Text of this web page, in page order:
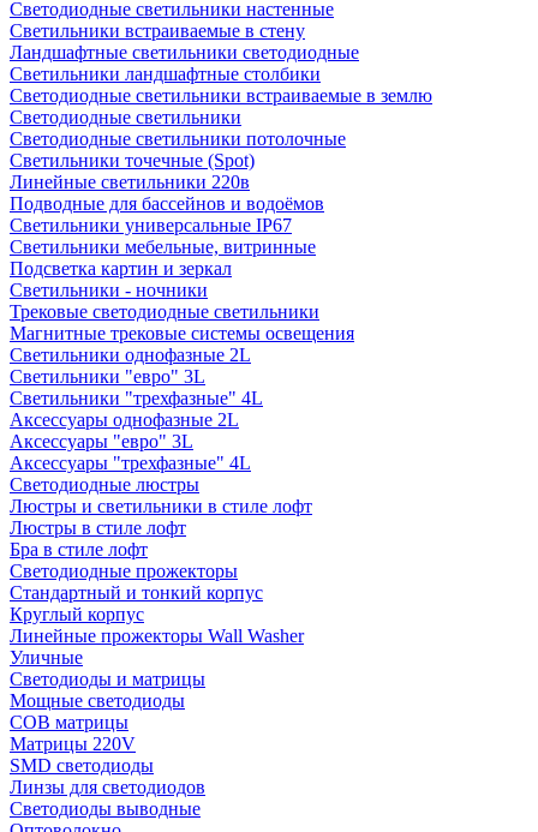
Светодиодные светильники настенные
Светильники встраиваемые в стену
Ландшафтные светильники светодиодные
Светильники ландшафтные столбики
Светодиодные светильники встраиваемые в землю
Светодиодные светильники
Светодиодные светильники потолочные
Светильники точечные (Spot)
Линейные светильники 220в
Подводные для бассейнов и водоёмов
Светильники универсальные IP67
Светильники мебельные, витринные
Подсветка картин и зеркал
Светильники - ночники
Трековые светодиодные светильники
Магнитные трековые системы освещения
Светильники однофазные 2L
Светильники "евро" 3L
Светильники "трехфазные" 4L
Аксессуары однофазные 2L
Аксессуары "евро" 3L
Аксессуары "трехфазные" 4L
Светодиодные люстры
Люстры и светильники в стиле лофт
Люстры в стиле лофт
Бра в стиле лофт
Светодиодные прожекторы
Стандартный и тонкий корпус
Круглый корпус
Линейные прожекторы Wall Washer
Уличные
Светодиоды и матрицы
Мощные светодиоды
COB матрицы
Матрицы 220V
SMD светодиоды
Линзы для светодиодов
Светодиоды выводные